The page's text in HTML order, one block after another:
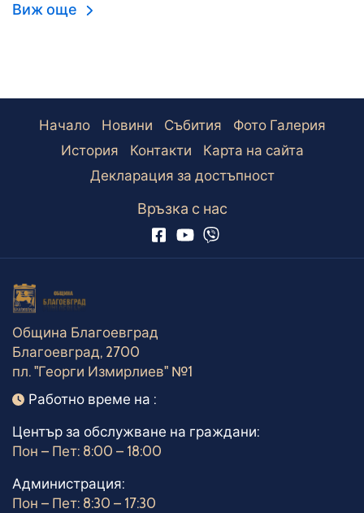
Виж още
Начало Новини Събития
Фото Галерия
История
Контакти
Карта на сайта
Декларация за достъпност
Връзка с нас
Община Благоевград
Благоевград, 2700
пл. "Георги Измирлиев" №1
Работно време
Работно време на :
Център за обслужване на граждани:
Пон – Пет: 8:00 – 18:00
Администрация:
Пон – Пет: 8:30 – 17:30